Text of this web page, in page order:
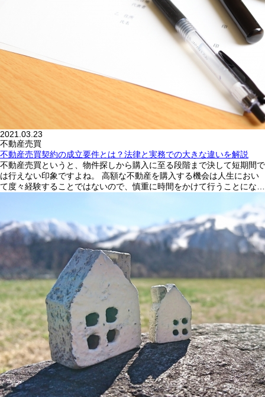
2021.03.23
不動産売買
不動産売買契約の成立要件とは？法律と実務での大きな違いを解説
不動産売買というと、物件探しから購入に至る段階まで決して短期間で
は行えない印象ですよね。 高額な不動産を購入する機会は人生におい
て度々経験することではないので、慎重に時間をかけて行うことにな…